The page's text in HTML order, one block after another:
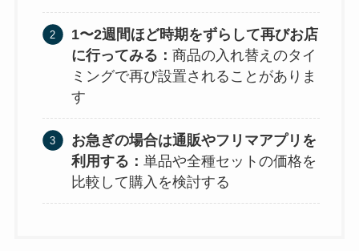
1〜2週間ほど時期をずらして再びお店
に行ってみる：商品の入れ替えのタイ
ミングで再び設置されることがありま
す
お急ぎの場合は通販やフリマアプリを
利用する：単品や全種セットの価格を
比較して購入を検討する